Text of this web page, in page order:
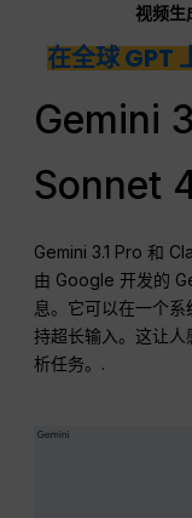
视频生
在全球 GPT
Gemini
Sonnet
Gemini 3.1 Pro 和
由 Google 开发的
息。它可以在一个
持超长输入。这让
析任务。.